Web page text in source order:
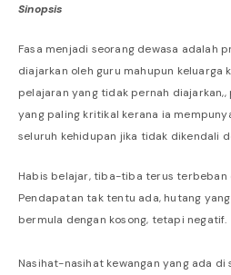
Sinopsis
Fasa menjadi seorang dewasa adalah
diajarkan oleh guru mahupun keluarga
pelajaran yang tidak pernah
yang paling kritikal kerana ia
seluruh kehidupan jika tidak dikendali
Habis belajar, tiba-tiba terus terbeban
Pendapatan tak tentu ada, hutang
bermula dengan kosong, tetapi negatif.
Nasihat-nasihat kewangan yang ada